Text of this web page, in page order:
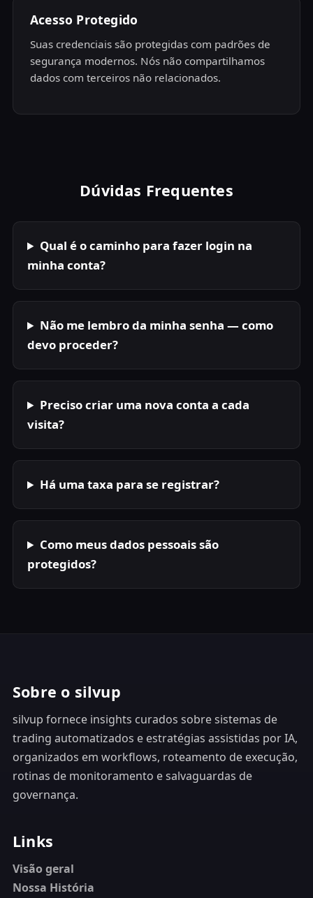
Acesso Protegido
Suas credenciais são protegidas com padrões de
segurança modernos. Nós não compartilhamos
dados com terceiros não relacionados.
Dúvidas Frequentes
Qual é o caminho para fazer login na
minha conta?
Não me lembro da minha senha — como
devo proceder?
Preciso criar uma nova conta a cada
visita?
Há uma taxa para se registrar?
Como meus dados pessoais são
protegidos?
Sobre o silvup
silvup fornece insights curados sobre sistemas de
trading automatizados e estratégias assistidas por IA,
organizados em workflows, roteamento de execução,
rotinas de monitoramento e salvaguardas de
governança.
Links
Visão geral
Nossa História